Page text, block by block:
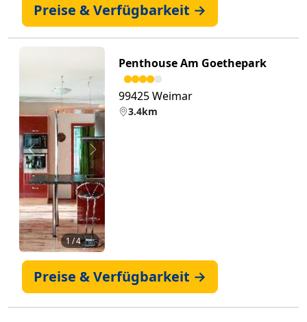
Preise & Verfügbarkeit →
Zurück Weiter
1 / 4 📷
Penthouse Am Goethepark
99425 Weimar
3.4km
Preise & Verfügbarkeit →